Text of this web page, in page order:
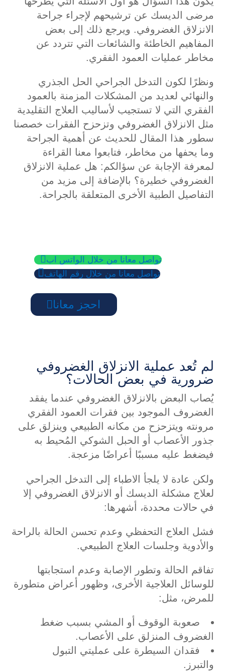
مرضى الديسك عن ترشيحهم لإجراء جراحة
الانزلاق الغضروفي. ويرجع ذلك إلى بعض
المفاهيم الخاطئة والشائعات التي تتردد عن
مخاطر عمليات العمود الفقري.
ونظرًا لكون التدخل الجراحي الحل الجذري
والنهائي لعديد من المشكلات المزمنة بالعمود
الفقري التي لا تستجيب لأساليب العلاج التقليدية
مثل الانزلاق الغضروفي وتزحزح الفقرات خصصنا
سطور هذا المقال للحديث عن أهمية الجراحة
وما يحفها من مخاطر، فتابعوا معنا القراءة
لمعرفة الإجابة عن سؤالكم: هل عملية الانزلاق
الغضروفي خطيرة؟ بالإضافة إلى مزيد من
التفاصيل الطبية الأخرى المتعلقة بالجراحة.
تواصل معانا من خلال الواتس اب
تواصل معانا من خلال رقم الهاتف
احجز معانا
لم تُعد عملية الانزلاق الغضروفي
ضرورية في بعض الحالات؟
يُصاب البعض بالانزلاق الغضروفي عندما يفقد
الغضروف الموجود بين فقرات العمود الفقري
مرونته ويتزحزح من مكانه الطبيعي وينزلق على
جذور الأعصاب أو الحبل الشوكي المُحيط به
فيضغط عليه مسببًا أعراضًا مزعجة.
ولكن عادة لا يلجأ الاطباء إلى التدخل الجراحي
لعلاج مشكلة الديسك أو الانزلاق الغضروفي إلا
في حالات محددة، أشهرها:
فشل العلاج التحفظي وعدم تحسن الحالة بالراحة
والأدوية وجلسات العلاج الطبيعي.
تفاقم الحالة وتطور الإصابة وعدم استجابتها
للوسائل العلاجية الأخرى، وظهور أعراض متطورة
للمرض، مثل:
صعوبة الوقوف أو المشي بسبب ضغط
الغضروف المنزلق على الأعصاب.
فقدان السيطرة على عمليتي التبول
والتبرز.